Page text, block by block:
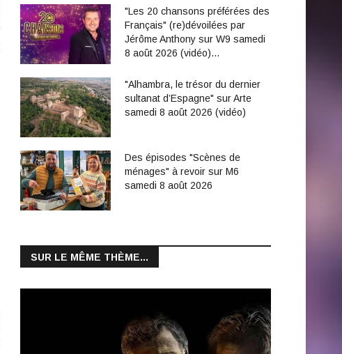
"Les 20 chansons préférées des
Français" (re)dévoilées par
Jérôme Anthony sur W9 samedi
8 août 2026 (vidéo)…
"Alhambra, le trésor du dernier
sultanat d’Espagne" sur Arte
samedi 8 août 2026 (vidéo)
Des épisodes "Scènes de
ménages" à revoir sur M6
samedi 8 août 2026
SUR LE MÊME THÈME...